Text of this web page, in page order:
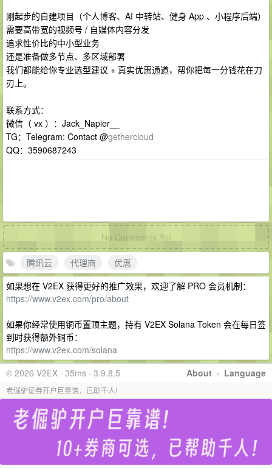
刚起步的自建项目（个人博客、AI 中转站、健身 App 、小程序后端）
需要高带宽的视频号 / 自媒体内容分发
追求性价比的中小型业务
还是准备做多节点、多区域部署
我们都能给你专业选型建议 + 真实优惠通道，帮你把每一分钱花在刀
刃上。
联系方式：
微信（ vx ）：Jack_Napier__
TG：Telegram: Contact @gethercloud
QQ：3590687243
No Comments Yet
腾讯云 代理商
优惠
如果想在 V2EX 获得更好的推广效果，欢迎了解 PRO 会员机制：
https://www.v2ex.com/pro/about
如果你经常使用铜币置顶主题，持有 V2EX Solana Token 会在每日签
到时获得额外铜币：
https://www.v2ex.com/solana
About · Language
© 2026 V2EX · 35ms · 3.9.8.5
老倔驴证券开户巨靠谱，已助千人!